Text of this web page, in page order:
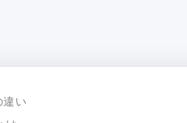
い